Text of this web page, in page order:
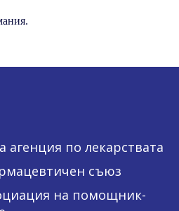
агенция по лекарствата
съюз
на помощник-